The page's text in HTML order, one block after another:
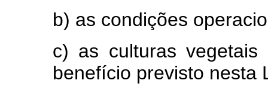
b) as condições
c) as culturas
benefício previsto nesta